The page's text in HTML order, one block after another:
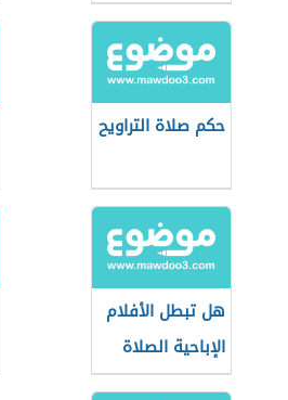
حكم صلاة التراويح
هل تبطل الأفلام
الإباحية الصلاة
والصيام؟